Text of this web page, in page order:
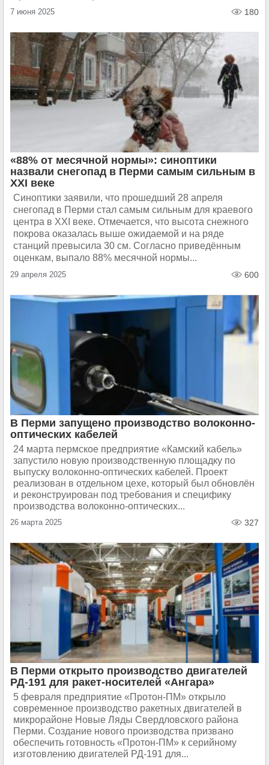
7 июня 2025 180
«88% от месячной нормы»: синоптики
назвали снегопад в Перми самым сильным в
XXI веке
Синоптики заявили, что прошедший 28 апреля
снегопад в Перми стал самым сильным для краевого
центра в XXI веке. Отмечается, что высота снежного
покрова оказалась выше ожидаемой и на ряде
станций превысила 30 см. Согласно приведённым
оценкам, выпало 88% месячной нормы...
29 апреля 2025 600
В Перми запущено производство волоконно-
оптических кабелей
24 марта пермское предприятие «Камский кабель»
запустило новую производственную площадку по
выпуску волоконно-оптических кабелей. Проект
реализован в отдельном цехе, который был обновлён
и реконструирован под требования и специфику
производства волоконно-оптических...
26 марта 2025 327
В Перми открыто производство двигателей
РД-191 для ракет-носителей «Ангара»
5 февраля предприятие «Протон-ПМ» открыло
современное производство ракетных двигателей в
микрорайоне Новые Ляды Свердловского района
Перми. Создание нового производства призвано
обеспечить готовность «Протон-ПМ» к серийному
изготовлению двигателей РД-191 для...